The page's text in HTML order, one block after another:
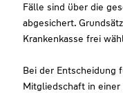
Fälle sind über die
abgesichert.
Krankenkasse frei
Bei der Entscheidung
Mitgliedschaft in